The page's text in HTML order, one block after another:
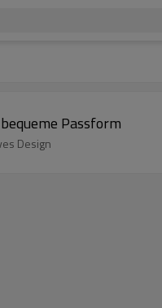
Passform
Design